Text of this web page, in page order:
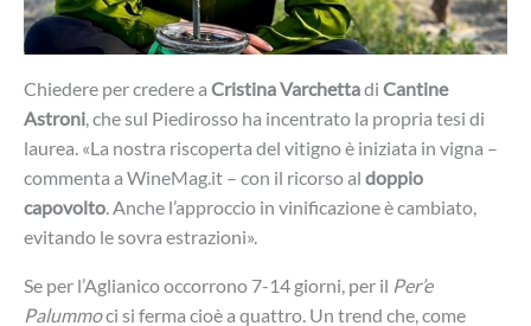
Chiedere per credere a Cristina Varchettadi Cantine
Astroni , che sul Piedirosso ha incentrato la propria tesi di
laurea. «La nostra riscoperta del vitigno è iniziata in vigna –
commenta a WineMag.it – con il ricorso al doppio
capovolto . Anche l’approccio in vinificazione è cambiato,
evitando le sovra estrazioni».
Se per l’Aglianico occorrono 7-14 giorni, per il Per’e
Palummoci si ferma cioè a quattro. Un trend che, come